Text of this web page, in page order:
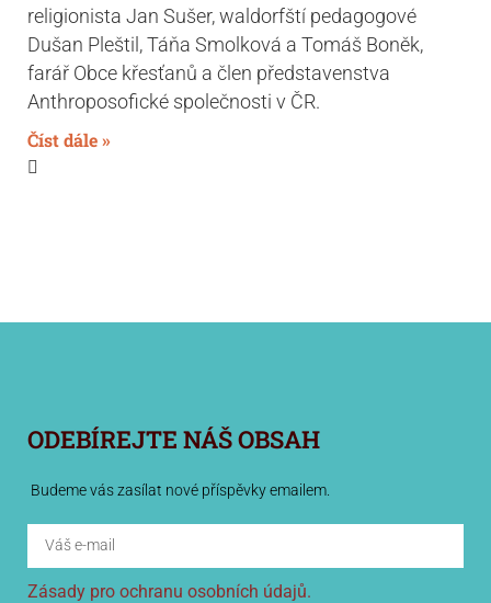
religionista Jan Sušer, waldorfští pedagogové
Dušan Pleštil, Táňa Smolková a Tomáš Boněk,
farář Obce křesťanů a člen představenstva
Anthroposofické společnosti v ČR.
Číst dále »
ODEBÍREJTE NÁŠ OBSAH
Budeme vás zasílat nové příspěvky emailem.
Zásady pro ochranu osobních údajů.